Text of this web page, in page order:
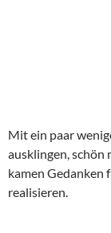
Mit ein paar
ausklingen, schön
kamen Gedanken
realisieren.